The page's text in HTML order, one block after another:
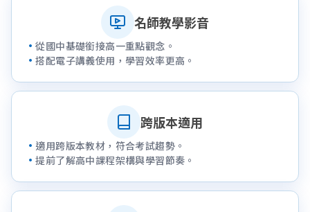
名師教學影音
從國中基礎銜接高一重點觀念。
搭配電子講義使用，學習效率更高。
跨版本適用
適用跨版本教材，符合考試趨勢。
提前了解高中課程架構與學習節奏。